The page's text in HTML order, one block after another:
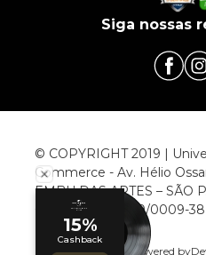
Siga nossas
© COPYRIGHT 2019 |
Commerce - Av. Hélio
EMBU DAS ARTES – SÃO
CNPJ: 00.952.789/0009-38
Powered by